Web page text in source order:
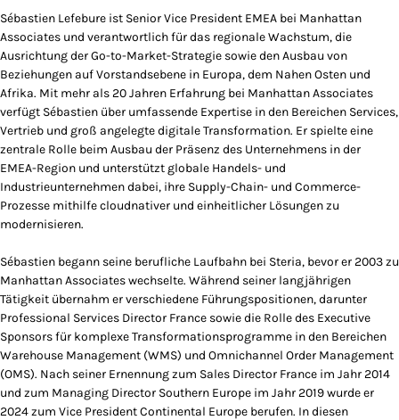
Sébastien Lefebure ist Senior Vice President EMEA bei Manhattan
Associates und verantwortlich für das regionale Wachstum, die
Ausrichtung der Go-to-Market-Strategie sowie den Ausbau von
Beziehungen auf Vorstandsebene in Europa, dem Nahen Osten und
Afrika. Mit mehr als 20 Jahren Erfahrung bei Manhattan Associates
verfügt Sébastien über umfassende Expertise in den Bereichen Services,
Vertrieb und groß angelegte digitale Transformation. Er spielte eine
zentrale Rolle beim Ausbau der Präsenz des Unternehmens in der
EMEA-Region und unterstützt globale Handels- und
Industrieunternehmen dabei, ihre Supply-Chain- und Commerce-
Prozesse mithilfe cloudnativer und einheitlicher Lösungen zu
modernisieren.
Sébastien begann seine berufliche Laufbahn bei Steria, bevor er 2003 zu
Manhattan Associates wechselte. Während seiner langjährigen
Tätigkeit übernahm er verschiedene Führungspositionen, darunter
Professional Services Director France sowie die Rolle des Executive
Sponsors für komplexe Transformationsprogramme in den Bereichen
Warehouse Management (WMS) und Omnichannel Order Management
(OMS). Nach seiner Ernennung zum Sales Director France im Jahr 2014
und zum Managing Director Southern Europe im Jahr 2019 wurde er
2024 zum Vice President Continental Europe berufen. In diesen